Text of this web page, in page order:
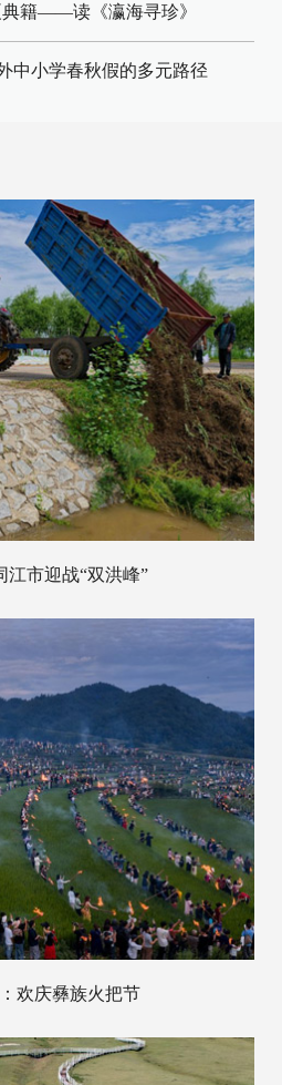
籍——读《瀛海寻珍》
中小学春秋假的多元路径
江市迎战“双洪峰”
欢庆彝族火把节